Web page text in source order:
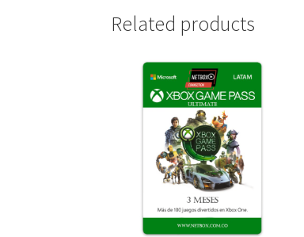
Related products